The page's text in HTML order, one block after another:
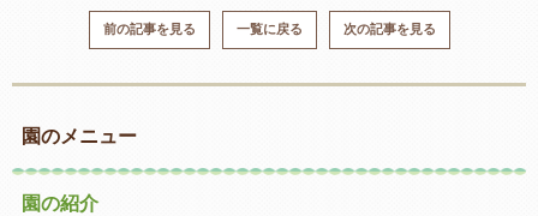
前の記事を見る 一覧に戻る 次の記事を見る
園のメニュー
園の紹介